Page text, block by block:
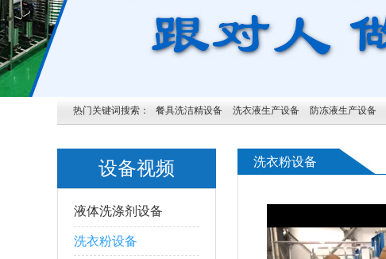
热门关键词搜索： 餐具洗洁精设备 洗衣液生产设备 防冻液生产设备
设备视频
液体洗涤剂设备
洗衣粉设备
洗衣粉设备